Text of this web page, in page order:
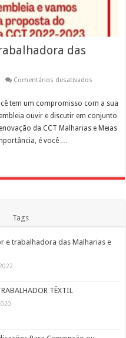
das
Comentários desativados
e
das
Malharias
tem um compromisso com a sua
ouvir e discutir em conjunto
da CCT Malharias e Meias
é você …
Tags
e trabalhadora das Malharias e
TÊXTIL